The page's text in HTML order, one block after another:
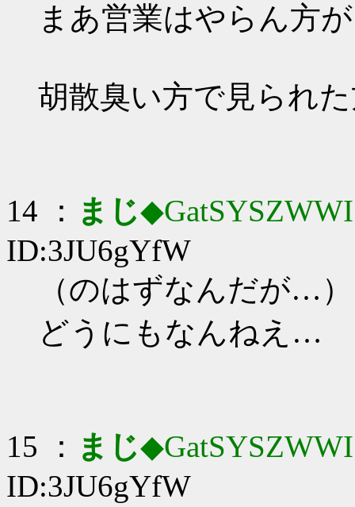
まあ営業はやらん方
胡散臭い方で見られ
14 ： まじ◆GatSYSZWWI
ID:3JU6gYfW
（のはずなんだが…）
どうにもなんねえ…
15 ： まじ◆GatSYSZWWI
ID:3JU6gYfW